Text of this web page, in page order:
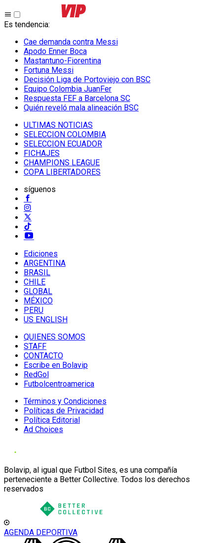
Es tendencia:
Cae demanda contra Messi
Apodo Enner Boca
Mastantuno-Fiorentina
Fortuna Messi
Decisión Liga de Portoviejo con BSC
Equipo Colombia JuanFer
Respuesta FEF a Barcelona SC
Quién reveló mala alineación BSC
ULTIMAS NOTICIAS
SELECCION COLOMBIA
SELECCION ECUADOR
FICHAJES
CHAMPIONS LEAGUE
COPA LIBERTADORES
síguenos
Ediciones
ARGENTINA
BRASIL
CHILE
GLOBAL
MÉXICO
PERU
US ENGLISH
QUIENES SOMOS
STAFF
CONTACTO
Escribe en Bolavip
RedGol
Futbolcentroamerica
Términos y Condiciones
Políticas de Privacidad
Política Editorial
Ad Choices
Bolavip, al igual que Futbol Sites, es una compañía
perteneciente a Better Collective. Todos los derechos
reservados
AGENDA DEPORTIVA